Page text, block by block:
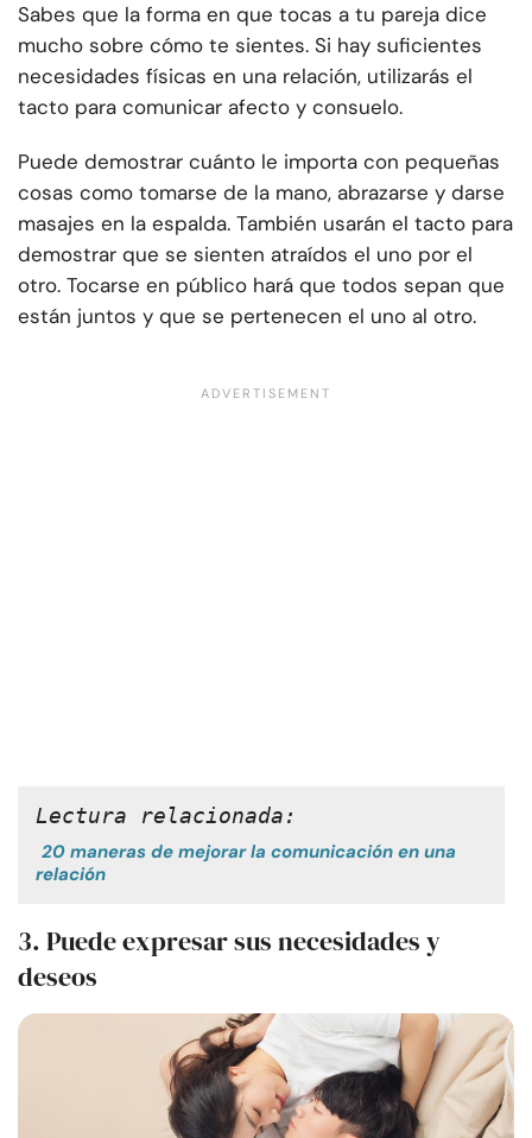
Sabes que la forma en que tocas a tu pareja dice
mucho sobre cómo te sientes. Si hay suficientes
necesidades físicas en una relación, utilizarás el
tacto para comunicar afecto y consuelo.
Puede demostrar cuánto le importa con pequeñas
cosas como tomarse de la mano, abrazarse y darse
masajes en la espalda. También usarán el tacto para
demostrar que se sienten atraídos el uno por el
otro. Tocarse en público hará que todos sepan que
están juntos y que se pertenecen el uno al otro.
Lectura relacionada:
20 maneras de mejorar la comunicación en una
relación
3. Puede expresar sus necesidades y
deseos